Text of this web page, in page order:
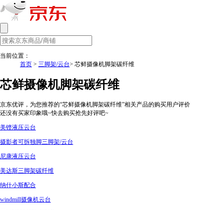
当前位置：
首页 > 三脚架/云台> 芯鲜摄像机脚架碳纤维
芯鲜摄像机脚架碳纤维
京东优评，为您推荐的“芯鲜摄像机脚架碳纤维”相关产品的购买用户评价
还没有买家印象哦~快去购买抢先好评吧~
美铿液压云台
摄影者可拆独脚三脚架/云台
尼康液压云台
美达斯三脚架碳纤维
纳什小斯配合
windmill摄像机云台